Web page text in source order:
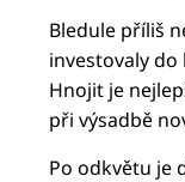
Bledule příliš
investovaly do
Hnojit je
při výsadbě
Po odkvětu je